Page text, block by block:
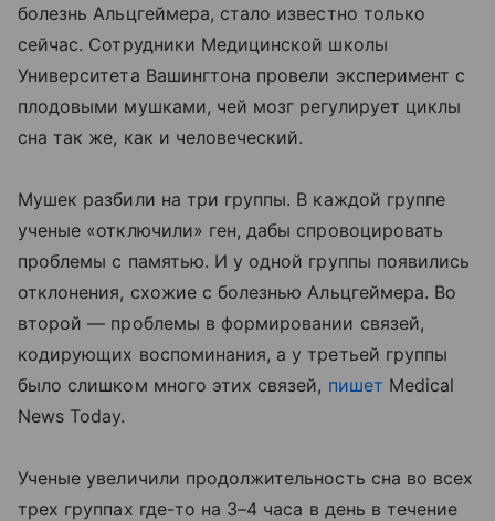
болезнь Альцгеймера, стало известно только
сейчас. Сотрудники Медицинской школы
Университета Вашингтона провели эксперимент с
плодовыми мушками, чей мозг регулирует циклы
сна так же, как и человеческий.
Мушек разбили на три группы. В каждой группе
ученые «отключили» ген, дабы спровоцировать
проблемы с памятью. И у одной группы появились
отклонения, схожие с болезнью Альцгеймера. Во
второй — проблемы в формировании связей,
кодирующих воспоминания, а у третьей группы
было слишком много этих связей, пишет Medical
News Today.
Ученые увеличили продолжительность сна во всех
трех группах где-то на 3–4 часа в день в течение